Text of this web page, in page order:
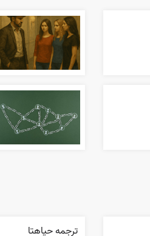
ترجمه حياهتا